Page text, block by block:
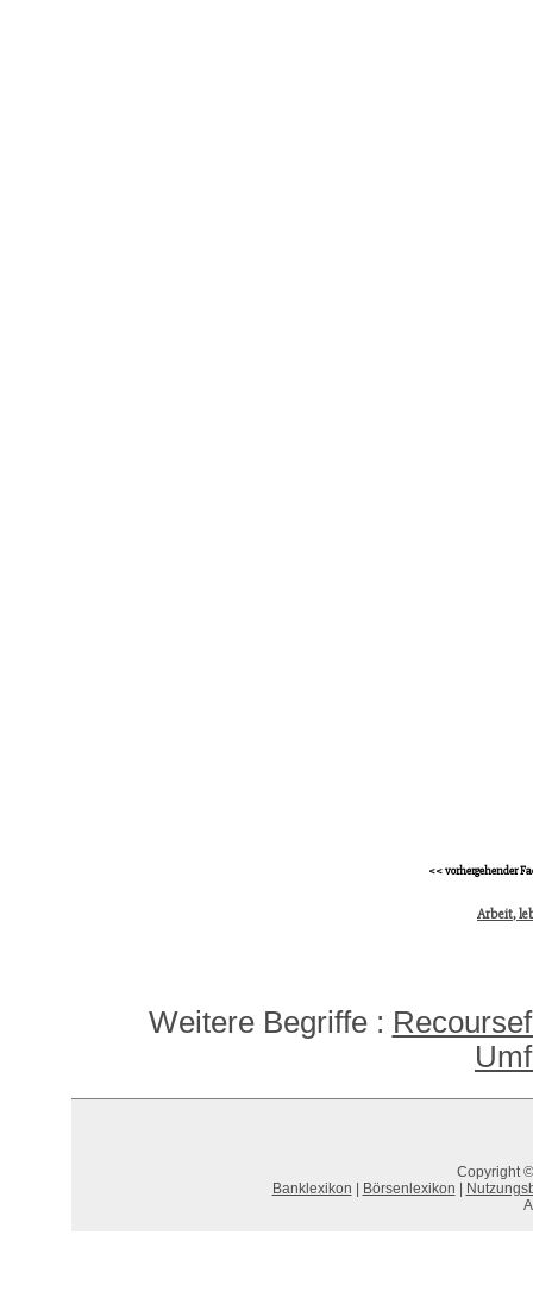
<< vorhergehender
Arbeit,
Weitere Begriffe :
Copyright
Banklexikon
Börsenlexikon